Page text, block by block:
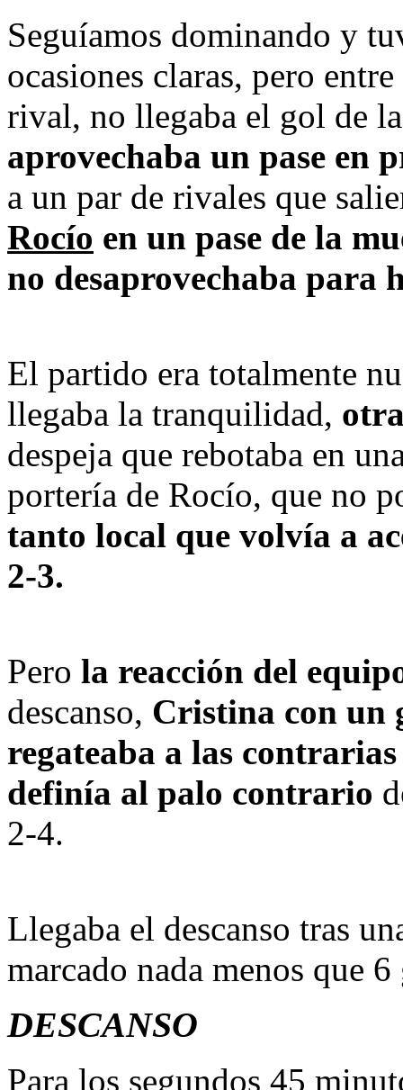
Seguíamos dominando y
ocasiones claras, pero
rival, no llegaba el gol de
aprovechaba un pase en
a un par de rivales que
Rocío en un pase de la
no desaprovechaba para
El partido era totalmente
llegaba la tranquilidad,
despeja que rebotaba en
portería de Rocío, que no
tanto local que volvía a
2-3.
Pero la reacción del
descanso, Cristina con un
regateaba a las
definía al palo contrario
2-4.
Llegaba el descanso tras
marcado nada menos que 6
DESCANSO
Para los segundos 45